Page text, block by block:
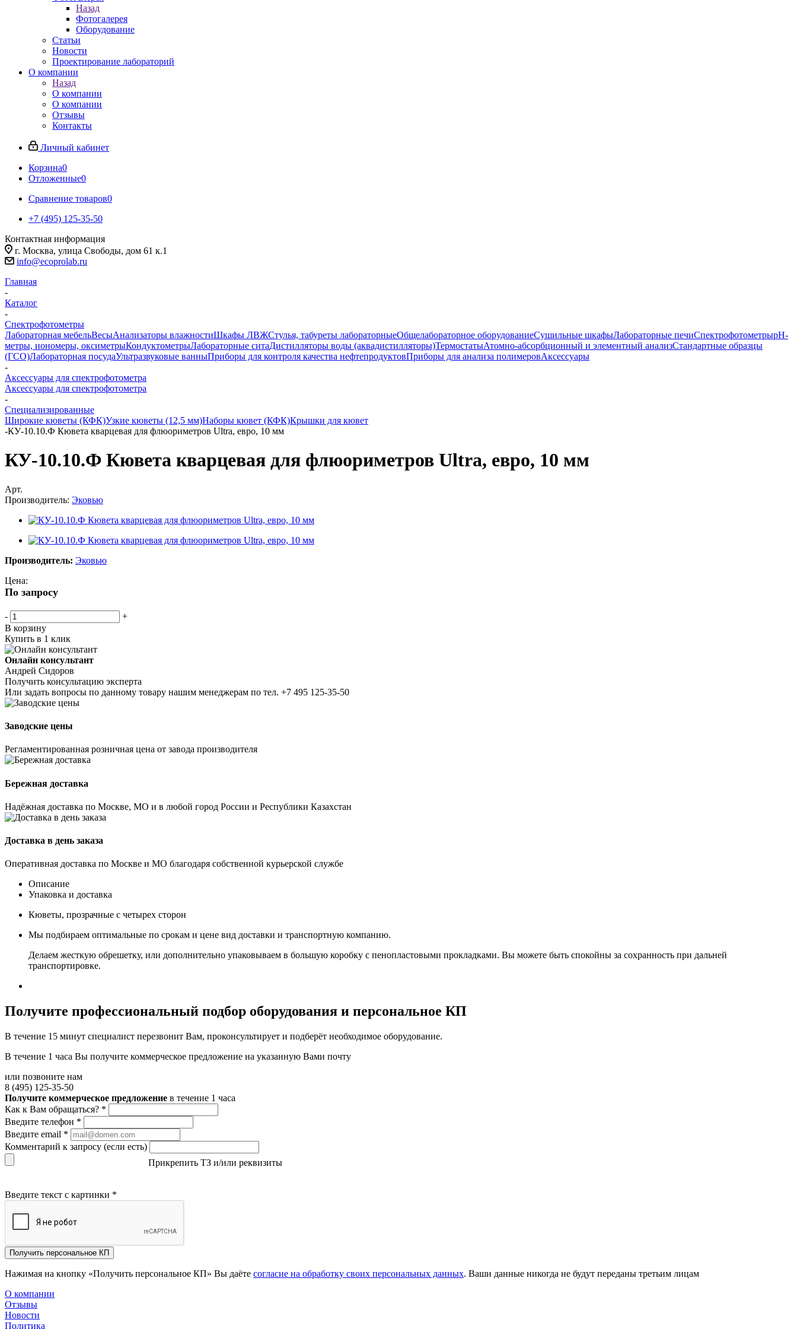
Назад
Фотогалерея
Оборудование
Статьи
Новости
Проектирование лабораторий
О компании
Назад
О компании
О компании
Отзывы
Контакты
Личный кабинет
Корзина0
Отложенные0
Сравнение товаров0
+7 (495) 125-35-50
Контактная информация
г. Москва, улица Свободы, дом 61 к.1
info@ecoprolab.ru
Главная
-
Каталог
-
Спектрофотометры
Лабораторная мебельВесыАнализаторы влажностиШкафы ЛВЖСтулья, табуреты лабораторныеОбщелабораторное оборудованиеСушильные шкафыЛабораторные печиСпектрофотометрыpH-
метры, иономеры, оксиметрыКондуктометрыЛабораторные ситаДистилляторы воды (аквадистилляторы)ТермостатыАтомно-абсорбционный и элементный анализСтандартные образцы
(ГСО)Лабораторная посудаУльтразвуковые ванныПриборы для контроля качества нефтепродуктовПриборы для анализа полимеровАксессуары
-
Аксессуары для спектрофотометра
Аксессуары для спектрофотометра
-
Специализированные
Широкие кюветы (КФК)Узкие кюветы (12,5 мм)Наборы кювет (КФК)Крышки для кювет
-КУ-10.10.Ф Кювета кварцевая для флюориметров Ultra, евро, 10 мм
КУ-10.10.Ф Кювета кварцевая для флюориметров Ultra, евро, 10 мм
Арт.
Производитель: Эковью
Производитель: Эковью
Цена:
По запросу
-
+
В корзину
Купить в 1 клик
Онлайн консультант
Андрей Сидоров
Получить консультацию эксперта
Или задать вопросы по данному товару нашим менеджерам по тел. +7 495 125-35-50
Заводские цены
Регламентированная розничная цена от завода производителя
Бережная доставка
Надёжная доставка по Москве, МО и в любой город России и Республики Казахстан
Доставка в день заказа
Оперативная доставка по Москве и МО благодаря собственной курьерской службе
Описание
Упаковка и доставка
Кюветы, прозрачные с четырех сторон
Мы подбираем оптимальные по срокам и цене вид доставки и транспортную компанию.
Делаем жесткую обрешетку, или дополнительно упаковываем в большую коробку с пенопластовыми прокладками. Вы можете быть спокойны за сохранность при дальней
транспортировке.
Получите профессиональный подбор оборудования и персональное КП
В течение 15 минут специалист перезвонит Вам, проконсультирует и подберёт необходимое оборудование.
В течение 1 часа Вы получите коммерческое предложение на указанную Вами почту
или позвоните нам
8 (495) 125-35-50
Получите коммерческое предложение в течение 1 часа
Как к Вам обращаться? *
Введите телефон *
Введите email *
Комментарий к запросу (если есть)
Прикрепить ТЗ и/или реквизиты
Введите текст с картинки *
Получить персональное КП
Нажимая на кнопку «Получить персональное КП» Вы даёте согласие на обработку своих персональных данных. Ваши данные никогда не будут переданы третьим лицам
О компании
Отзывы
Новости
Политика